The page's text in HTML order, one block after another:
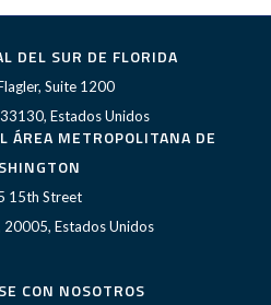
DEL SUR DE FLORIDA
Suite 1200
Estados Unidos
ÁREA METROPOLITANA DE
15th Street
20005, Estados Unidos
CON NOSOTROS